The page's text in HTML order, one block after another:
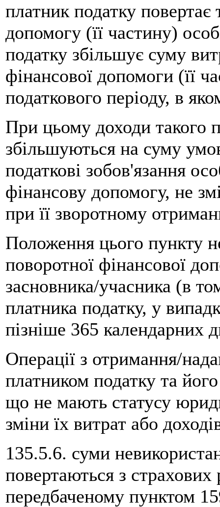
платник податку
допомогу (її частину)
податку збільшує суму
фінансової допомоги (її
податкового періоду, в
При цьому доходи такого
збільшуються на суму
податкові зобов'язання
фінансову допомогу, не
при її зворотному
Положення цього пункту
поворотної фінансової
засновника/учасника (в
платника податку, у
пізніше 365 календарних
Операції з отримання/
платником податку та
що не мають статусу
зміни їх витрат або
135.5.6. суми
повертаються з страхових
передбаченому пунктом